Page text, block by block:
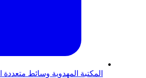
المكتبة المهدوية وسائط متعددة